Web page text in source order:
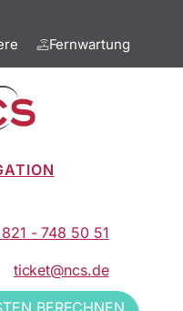
Fernwartung
- 748 50 51
ticket@ncs.de
BERECHNEN